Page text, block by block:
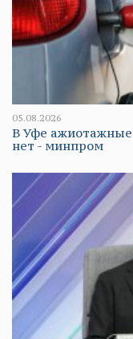
05.08.2026
В Уфе ажиотажные
нет - минпром